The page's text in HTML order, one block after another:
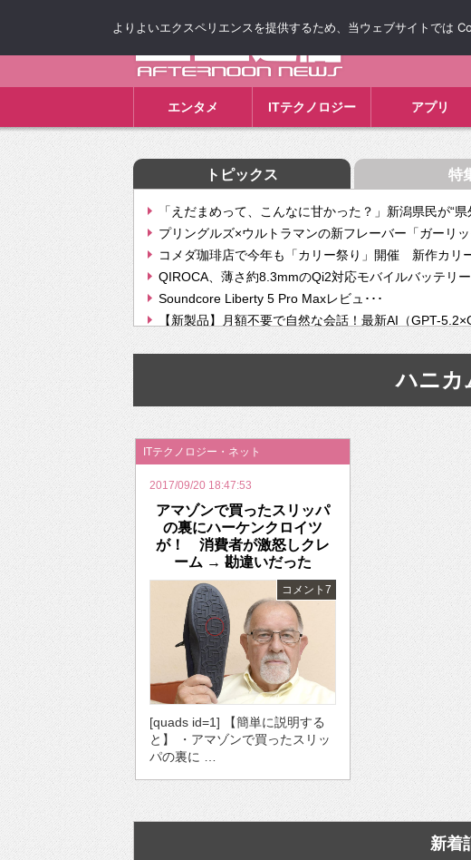
エンタメ ITテクノロジー アプリ
トピックス 特
「えだまめって、こんなに甘かった？」新潟県民が“県
プリングルズ×ウルトラマンの新フレーバー「ガーリ
コメダ珈琲店で今年も「カリー祭り」開催 新作カリ
QIROCA、薄さ約8.3mmのQi2対応モバイルバッテリー
Soundcore Liberty 5 Pro Maxレビュ･･･
【新製品】月額不要で自然な会話！最新AI（GPT-
【次世代の没入感と生産性】VITURE Luma Ultra･･･
挫折率8割の壁をAIで突破。ジャストシステム、”自分
2026年のバレンタインは「自分で作って、想いを渡す
ハニカ
ITテクノロジー・ネット
2017/09/20 18:47:53
アマゾンで買ったスリッパ
の裏にハーケンクロイツ
が！ 消費者が激怒しクレ
ーム → 勘違いだった
コメント7
[quads id=1] 【簡単に説明する
と】 ・アマゾンで買ったスリッ
パの裏に …
新着
よりよいエクスペリエンスを提供するため、当ウェブサイトでは